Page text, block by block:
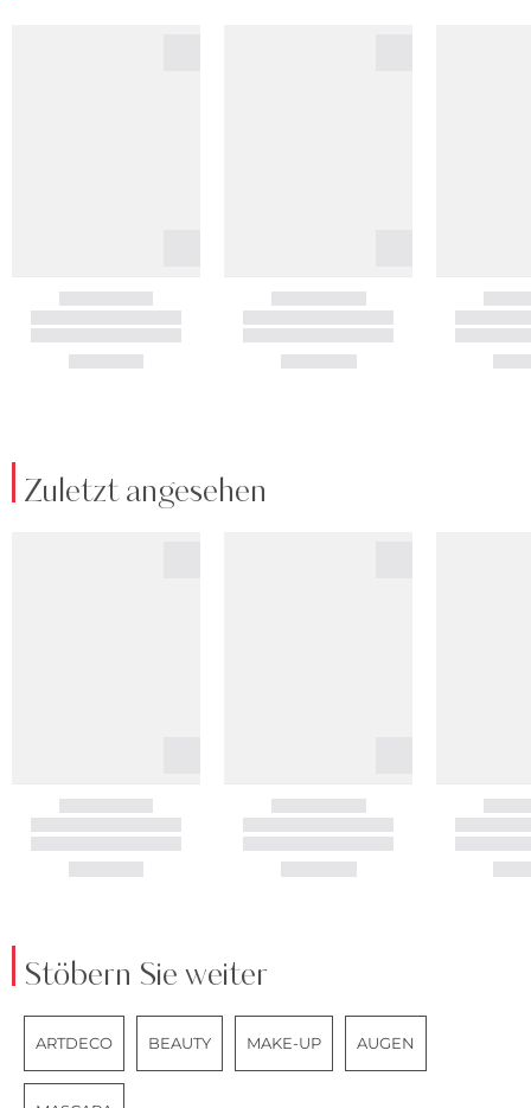
Zuletzt angesehen
Stöbern Sie weiter
ARTDECO BEAUTY MAKE-UP AUGEN